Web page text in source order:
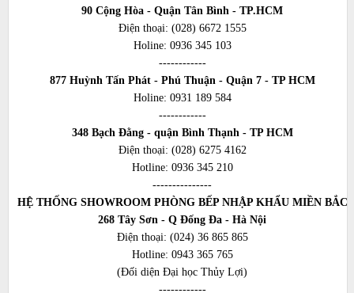
90 Cộng Hòa - Quận Tân Bình - TP.HCM
Điện thoại: (028) 6672 1555
Holine: 0936 345 103
------------
877 Huỳnh Tấn Phát - Phú Thuận - Quận 7 - TP HCM
Holine: 0931 189 584
------------
348 Bạch Đằng - quận Bình Thạnh - TP HCM
Điện thoại: (028) 6275 4162
Hotline: 0936 345 210
---------------
HỆ THỐNG SHOWROOM PHÒNG BẾP NHẬP KHẨU MIỀN BẮC
268 Tây Sơn - Q Đống Đa - Hà Nội
Điện thoại: (024) 36 865 865
Hotline: 0943 365 765
(Đối diện Đại học Thủy Lợi)
------------